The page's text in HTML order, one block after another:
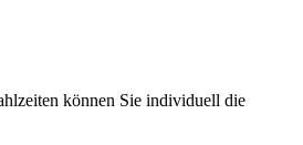
können Sie individuell die